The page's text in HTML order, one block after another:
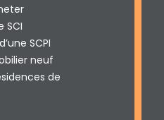
SCI
SCPI
neuf
de